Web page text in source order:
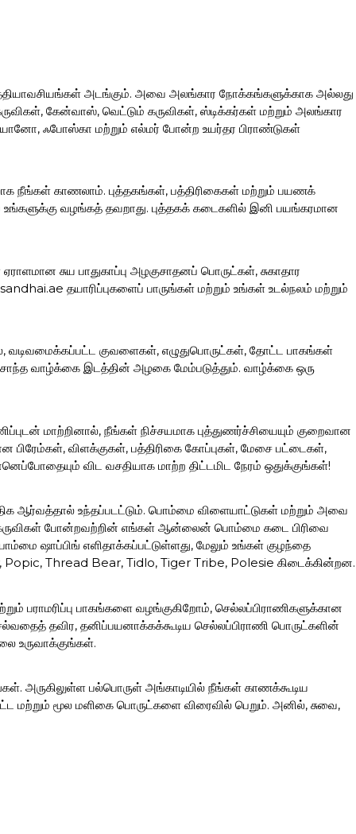
அடங்கும். அவை அலங்கார நோக்கங்களுக்காக அல்லது
கேன்வாஸ், வெட்டும் கருவிகள், ஸ்டிக்கர்கள் மற்றும் அலங்கார
ஃபோஸ்கா மற்றும் எல்மர் போன்ற உயர்தர பிராண்டுகள்
நீங்கள் காணலாம். புத்தகங்கள், பத்திரிகைகள் மற்றும் பயணக்
உங்களுக்கு வழங்கத் தவறாது. புத்தகக் கடைகளில் இனி பயங்கரமான
சுய பாதுகாப்பு அழகுசாதனப் பொருட்கள், சுகாதார
தயாரிப்புகளைப் பாருங்கள் மற்றும் உங்கள் உடல்நலம் மற்றும்
வடிவமைக்கப்பட்ட குவளைகள், எழுதுபொருட்கள், தோட்ட பாகங்கள்
வாழ்க்கை இடத்தின் அழகை மேம்படுத்தும். வாழ்க்கை ஒரு
மாற்றினால், நீங்கள் நிச்சயமாக புத்துணர்ச்சியையும் குறைவான
விளக்குகள், பத்திரிகை கோப்புகள், மேசை பட்டைகள்,
விட வசதியாக மாற்ற திட்டமிட நேரம் ஒதுக்குங்கள்!
ஆர்வத்தால் உந்தப்படட்டும். பொம்மை விளையாட்டுகள் மற்றும் அவை
போன்றவற்றின் எங்கள் ஆன்லைன் பொம்மை கடை பிரிவை
ஷாப்பிங் எளிதாக்கப்பட்டுள்ளது, மேலும் உங்கள் குழந்தை
Thread Bear, Tidlo, Tiger Tribe, Polesie கிடைக்கின்றன.
பராமரிப்பு பாகங்களை வழங்குகிறோம், செல்லப்பிராணிகளுக்கான
தவிர, தனிப்பயனாக்கக்கூடிய செல்லப்பிராணி பொருட்களின்
உருவாக்குங்கள்.
அருகிலுள்ள பல்பொருள் அங்காடியில் நீங்கள் காணக்கூடிய
மற்றும் மூல மளிகை பொருட்களை விரைவில் பெறும். அனில், சுவை,